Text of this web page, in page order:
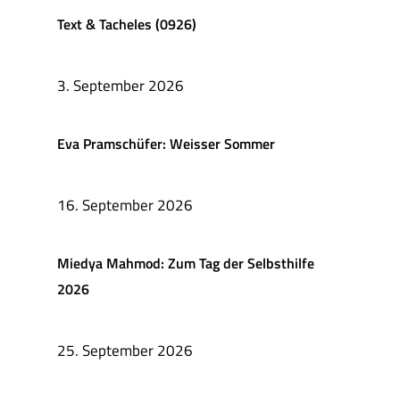
Text & Tacheles (0926)
3. September 2026
Eva Pramschüfer: Weisser Sommer
16. September 2026
Miedya Mahmod: Zum Tag der Selbsthilfe
2026
25. September 2026